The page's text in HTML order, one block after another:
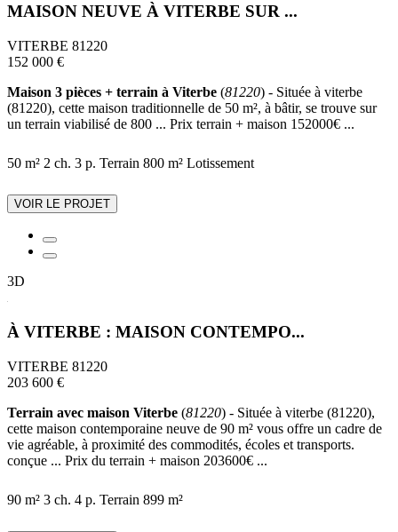
MAISON NEUVE À VITERBE SUR ...
VITERBE 81220
152 000 €
Maison 3 pièces + terrain à Viterbe (81220) - Située à viterbe
(81220), cette maison traditionnelle de 50 m², à bâtir, se trouve sur
un terrain viabilisé de 800 ... Prix terrain + maison 152000€ ...
50 m² 2 ch. 3 p. Terrain 800 m² Lotissement
VOIR LE PROJET
3D
À VITERBE : MAISON CONTEMPO...
VITERBE 81220
203 600 €
Terrain avec maison Viterbe (81220) - Située à viterbe (81220),
cette maison contemporaine neuve de 90 m² vous offre un cadre de
vie agréable, à proximité des commodités, écoles et transports.
conçue ... Prix du terrain + maison 203600€ ...
90 m² 3 ch. 4 p. Terrain 899 m²